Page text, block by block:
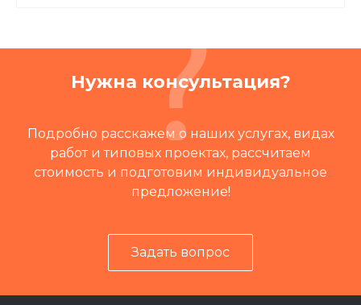
Нужна консультация?
Подробно расскажем о наших услугах, видах
работ и типовых проектах, рассчитаем
стоимость и подготовим индивидуальное
предложение!
Задать вопрос